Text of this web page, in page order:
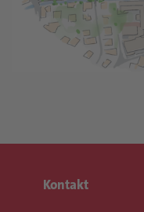
Kontakt